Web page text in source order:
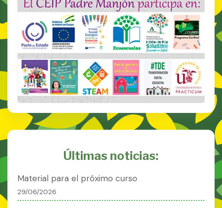
Últimas noticias:
Material para el próximo curso
29/06/2026